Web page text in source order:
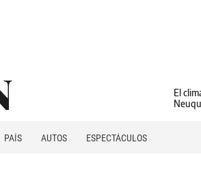
El
PAÍS AUTOS
ESPECTÁCULOS